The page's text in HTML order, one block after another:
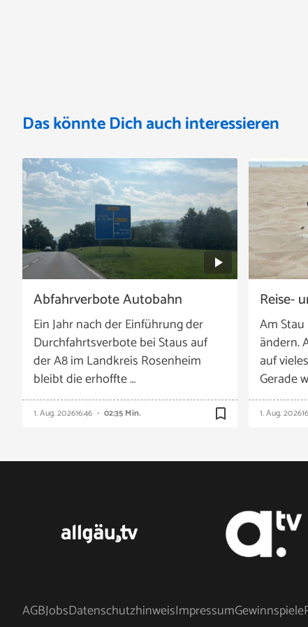
Das könnte Dich auch interessieren
Abfahrverbote Autobahn
Ein Jahr nach der Einführung der
Durchfahrtsverbote bei Staus auf
der A8 im Landkreis Rosenheim
bleibt die erhoffte …
1. Aug. 202616:46 02:35 Min. bookmark_border
Reise-
Am
ändern.
auf
Gerade
1. Aug. 2026
AGBJobsDatenschutzhinweisImpressumGewinnspiele